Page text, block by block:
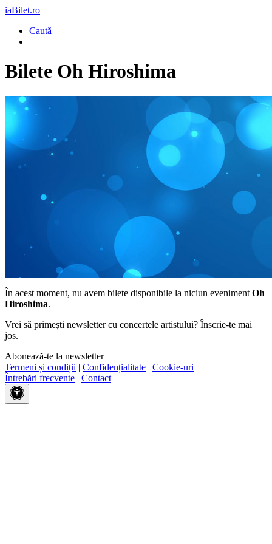
iaBilet.ro
Caută
Bilete Oh Hiroshima
În acest moment, nu avem bilete disponibile la niciun eveniment Oh
Hiroshima.
Vrei să primești newsletter cu concertele artistului? Înscrie-te mai
jos.
Abonează-te la newsletter
Termeni și condiții | Confidențialitate | Cookie-uri |
Întrebări frecvente | Contact